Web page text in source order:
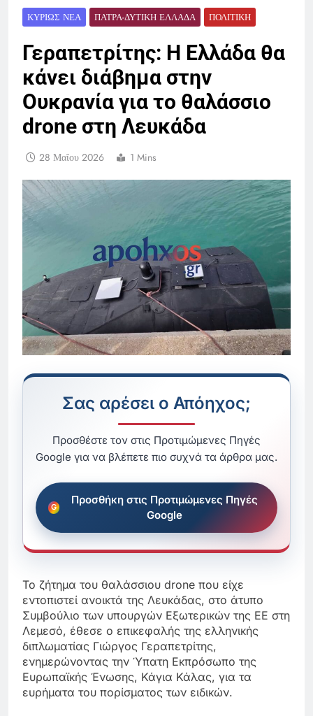
ΚΥΡΊΩΣ ΝΈΑ ΠΆΤΡΑ-ΔΥΤΙΚΉ ΕΛΛΆΔΑ ΠΟΛΙΤΙΚΉ
Γεραπετρίτης: Η Ελλάδα θα
κάνει διάβημα στην
Ουκρανία για το θαλάσσιο
drone στη Λευκάδα
28 Μαΐου 2026 1 Mins
Σας αρέσει ο Απόηχος;
Προσθέστε τον στις Προτιμώμενες Πηγές
Google για να βλέπετε πιο συχνά τα άρθρα μας.
Προσθήκη στις Προτιμώμενες Πηγές
Google
Το ζήτημα του θαλάσσιου drone που είχε
εντοπιστεί ανοικτά της Λευκάδας, στο άτυπο
Συμβούλιο των υπουργών Εξωτερικών της ΕΕ στη
Λεμεσό, έθεσε ο επικεφαλής της ελληνικής
διπλωματίας Γιώργος Γεραπετρίτης,
ενημερώνοντας την Ύπατη Εκπρόσωπο της
Ευρωπαϊκής Ένωσης, Κάγια Κάλας, για τα
ευρήματα του πορίσματος των ειδικών.